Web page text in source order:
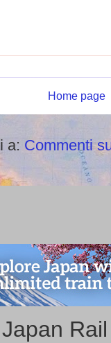
Home page
a: Commenti